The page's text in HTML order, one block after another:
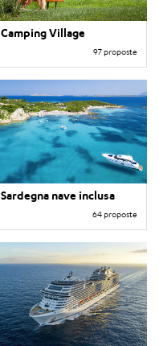
Camping Village
97 proposte
Sardegna nave inclusa
64 proposte